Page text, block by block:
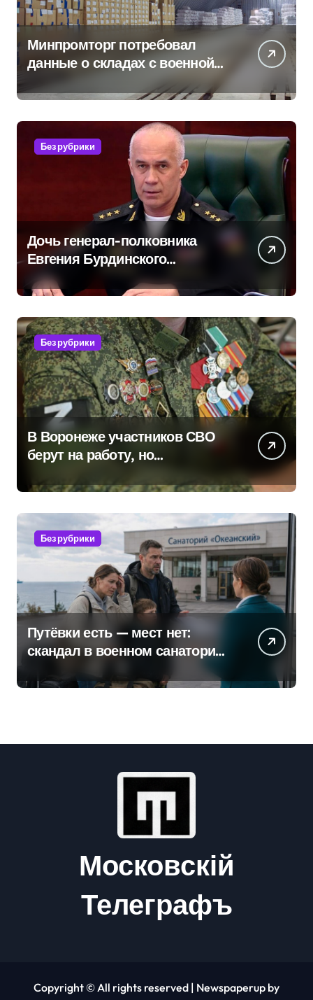
Минпромторг потребовал
данные о складах с военной
продукцией: предприятия
обратились в СК
Без рубрики
Дочь генерал-полковника
Евгения Бурдинского
оказывает платные услуги по
вопросам военной службы и
бронирования
Без рубрики
В Воронеже участников СВО
берут на работу, но
удержаться удаётся не всем
Без рубрики
Путёвки есть — мест нет:
скандал в военном санатории
Московскій
Телеграфъ
Copyright © All rights reserved | Newspaperup by